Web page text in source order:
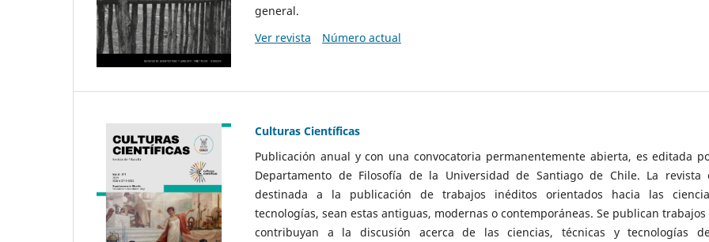
general.
Ver revista
Número actual
Culturas Científicas
Publicación anual y con una convocatoria permanentemente abierta, es editada
Departamento de Filosofía de la Universidad de Santiago de Chile. La revista
destinada a la publicación de trabajos inéditos orientados hacia las
tecnologías, sean estas antiguas, modernas o contemporáneas. Se publican
contribuyan a la discusión acerca de las ciencias, técnicas y tecnologías